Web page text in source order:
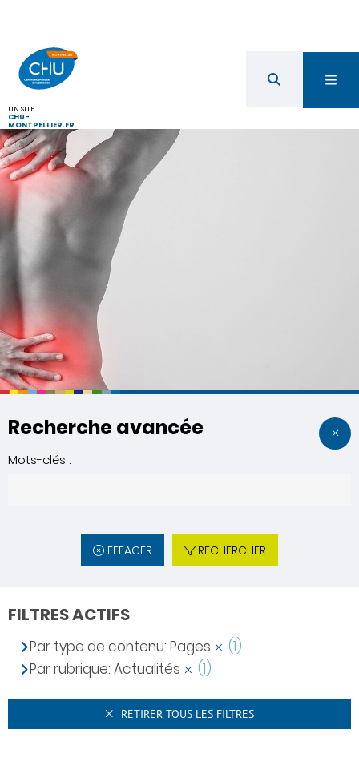
UN SITE
CHU-
MONTPELLIER.FR
Recherche avancée
Mots-clés :
EFFACER RECHERCHER
FILTRES ACTIFS
Par type de contenu: Pages
(1)
Par rubrique: Actualités
(1)
RETIRER TOUS LES FILTRES